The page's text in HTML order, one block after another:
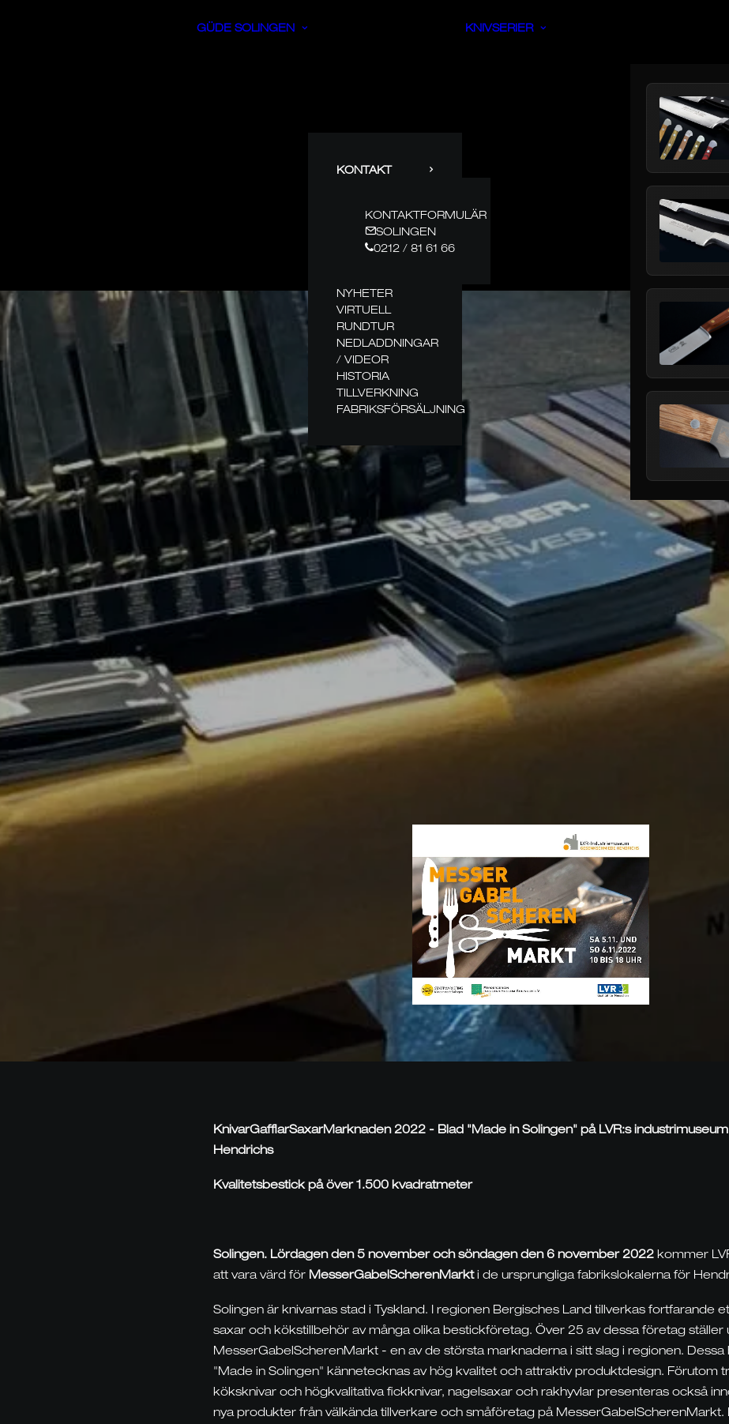
GÜDE SOLINGEN
KONTAKT
KONTAKTFORMULÄR
SOLINGEN
0212 / 81 61 66
NYHETER
VIRTUELL
RUNDTUR
NEDLADDNINGAR
/ VIDEOR
HISTORIA
TILLVERKNING
FABRIKSFÖRSÄLJNING
KNIVSERIER
KnivarGafflarSaxarMarknaden 2022 - Blad "Made in Solingen" på LVR:s
Hendrichs
Kvalitetsbestick på över 1.500 kvadratmeter
Solingen. Lördagen den 5 november och söndagen den 6 november 2022 kommer
att vara värd för MesserGabelScherenMarkti de ursprungliga fabrikslokalerna för
Solingen är knivarnas stad i Tyskland. I regionen Bergisches Land tillverkas fortfarande
saxar och kökstillbehör av många olika bestickföretag. Över 25 av dessa företag ställer
MesserGabelScherenMarkt - en av de största marknaderna i sitt slag i regionen.
"Made in Solingen" kännetecknas av hög kvalitet och attraktiv produktdesign. Förutom
köksknivar och högkvalitativa fickknivar, nagelsaxar och rakhyvlar presenteras också
nya produkter från välkända tillverkare och småföretag på